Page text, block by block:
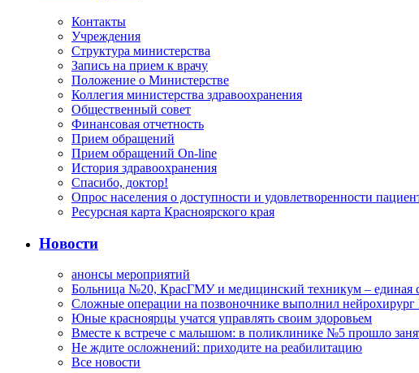
Контакты
Учреждения
Структура министерства
Запись на прием к врачу
Положение о Министерстве
Коллегия министерства здравоохранения
Общественный совет
Финансовая отчетность
Прием обращений
Прием обращений On-line
История здравоохранения
Спасибо, доктор!
Опрос населения о доступности и удовлетворенности
Ресурсная карта Красноярского края
Новости
анонсы мероприятий
Больница №20, КрасГМУ и медицинский техникум – единая
Сложные операции на позвоночнике выполнил
Юные красноярцы учатся управлять своим здоровьем
Вместе к встрече с малышом: в поликлинике №5 прошло
Не ждите осложнений: приходите на реабилитацию
Все новости